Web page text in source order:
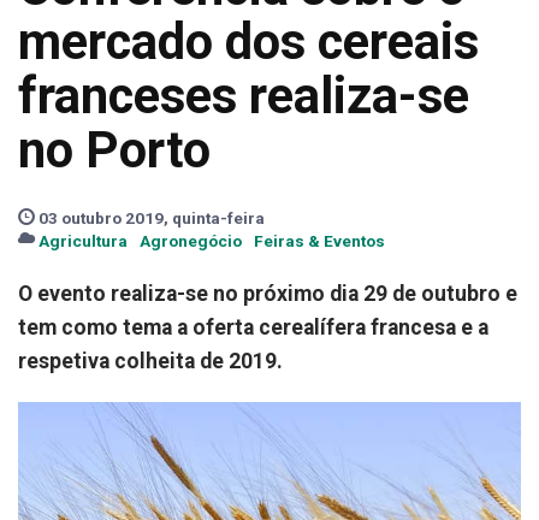
mercado dos cereais
franceses realiza-se
no Porto
03 outubro 2019, quinta-feira
Agricultura
Agronegócio Feiras & Eventos
O evento realiza-se no próximo dia 29 de outubro e
tem como tema a oferta cerealífera francesa e a
respetiva colheita de 2019.